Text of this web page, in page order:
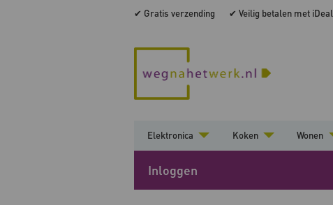
✔ Gratis verzending ✔ Veilig betalen met iDeal
Elektronica Koken Wonen
Inloggen